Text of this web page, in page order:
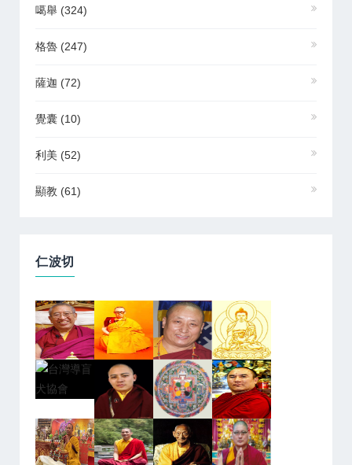
噶舉 (324)
格魯 (247)
薩迦 (72)
覺囊 (10)
利美 (52)
顯教 (61)
仁波切